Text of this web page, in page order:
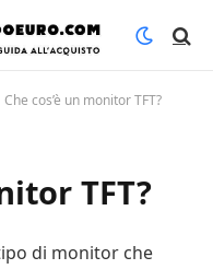
Che cos’è un monitor TFT?
TFT?
di monitor che